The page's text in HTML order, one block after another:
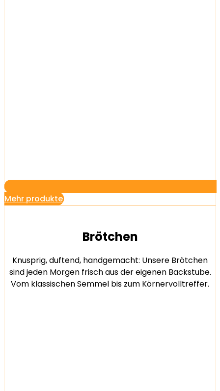
Mehr produkte
Brötchen
Knusprig, duftend, handgemacht: Unsere Brötchen
sind jeden Morgen frisch aus der eigenen Backstube.
Vom klassischen Semmel bis zum Körnervolltreffer.